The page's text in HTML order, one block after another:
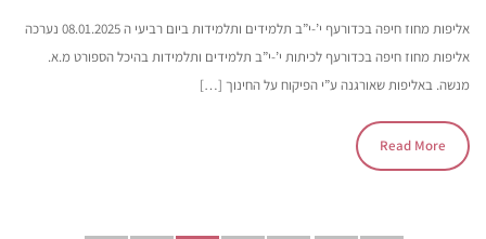
אליפות מחוז חיפה בכדורעף י’-י”ב תלמידים ותלמידות ביום רביעי ה 08.01.2025 נערכה
אליפות מחוז חיפה בכדורעף לכיתות י’-י”ב תלמידים ותלמידות בהיכל הספורט מ.א.
מנשה.​ באליפות שאורגנה ע”י הפיקוח על החינוך […]
Read More